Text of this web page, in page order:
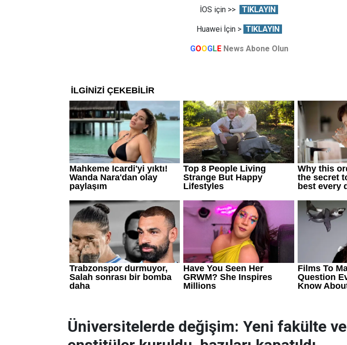
İOS için >> TIKLAYIN
Huawei İçin > TIKLAYIN
GOOGLE News Abone Olun
Üniversitelerde değişim: Yeni fakülte ve